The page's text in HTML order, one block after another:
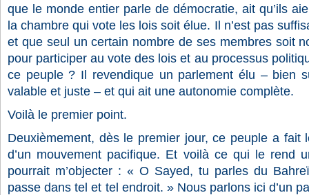
que le monde entier parle de démocratie, ait qu’ils
la chambre qui vote les lois soit élue. Il n’est pas
et que seul un certain nombre de ses membres soit
pour participer au vote des lois et au processus
ce peuple ? Il revendique un parlement élu – bien
valable et juste – et qui ait une autonomie complète.
Voilà le premier point.
Deuxièmement, dès le premier jour, ce peuple a fait
d’un mouvement pacifique. Et voilà ce qui le rend
pourrait m’objecter : « O Sayed, tu parles du
passe dans tel et tel endroit. » Nous parlons ici d’un